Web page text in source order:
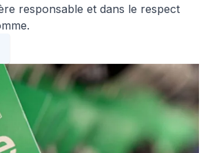
responsable et dans le respect